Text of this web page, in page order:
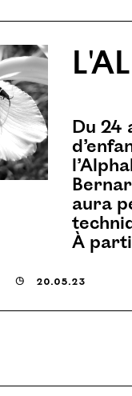
Du 24
aura
À
◶ 20.05.23